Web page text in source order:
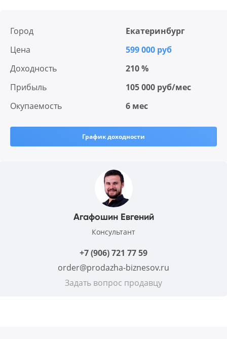
Город
Екатеринбург
Цена
599 000 руб
Доходность
210 %
Прибыль
105 000 руб/мес
Окупаемость
6 мес
График доходности
Агафошин Евгений
Консультант
+7 (906) 721 77 59
order@prodazha-biznesov.ru
Задать вопрос продавцу